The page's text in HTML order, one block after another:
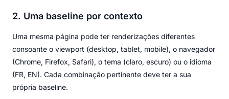
2. Uma baseline por contexto
Uma mesma página pode ter renderizações diferentes
consoante o viewport (desktop, tablet, mobile), o navegador
(Chrome, Firefox, Safari), o tema (claro, escuro) ou o idioma
(FR, EN). Cada combinação pertinente deve ter a sua
própria baseline.